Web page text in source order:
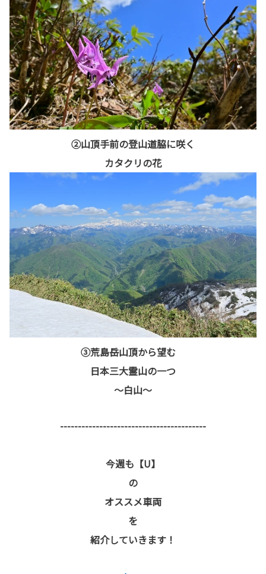
②山頂手前の登山道脇に咲く
カタクリの花
③荒島岳山頂から望む
日本三大霊山の一つ
～白山～
-----------------------------------------
今週も【U】
の
オススメ車両
を
紹介していきます！